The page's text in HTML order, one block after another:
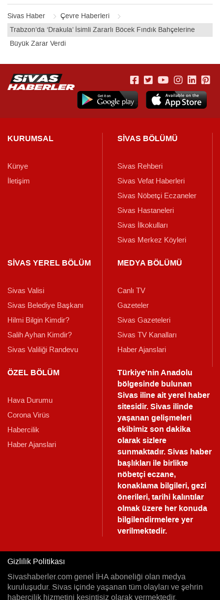
Sivas Haber
Çevre Haberleri
Trabzon’da ‘Drakula’ İsimli Zararlı Böcek Fındık Bahçelerine
Büyük Zarar Verdi
KURUMSAL
Künye
İletişim
SİVAS BÖLÜMÜ
Sivas Rehberi
Sivas Vefat Haberleri
Sivas Nöbetçi Eczaneler
Sivas Hastaneleri
Sivas İlkokulları
Sivas Merkez Köyleri
SİVAS YEREL BÖLÜM
Sivas Valisi
Sivas Belediye Başkanı
Hilmi Bilgin Kimdir?
Salih Ayhan Kimdir?
Sivas Valiliği Randevu
MEDYA BÖLÜMÜ
Canlı TV
Gazeteler
Sivas Gazeteleri
Sivas TV Kanalları
Haber Ajanslari
ÖZEL BÖLÜM
Hava Durumu
Corona Virüs
Habercilik
Haber Ajanslari
Türkiye'nin Anadolu
bölgesinde bulunan
Sivas iline ait yerel haber
sitesidir. Sivas ilinde
yaşanan gelişmeleri
ekibimiz son dakika
olarak sizlere
sunmaktadır.Sivas haber
başlıkları ile birlikte
nöbetçi eczane,
konaklama bilgileri, gezi
önerileri, tarihi kalıntılar
olmak üzere her konuda
bilgilendirmelere yer
verilmektedir.
Gizlilik Politikası
Sivashaberler.com genel İHA aboneliği olan medya
kuruluşudur. Sivas içinde yaşanan tüm olayları ve şehrin
habercilik hizmetini kesintisiz olarak vermektedir.